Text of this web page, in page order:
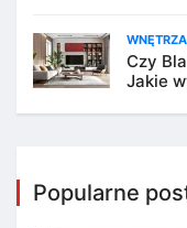
WNĘTRZA
Czy
Jakie
Popularne